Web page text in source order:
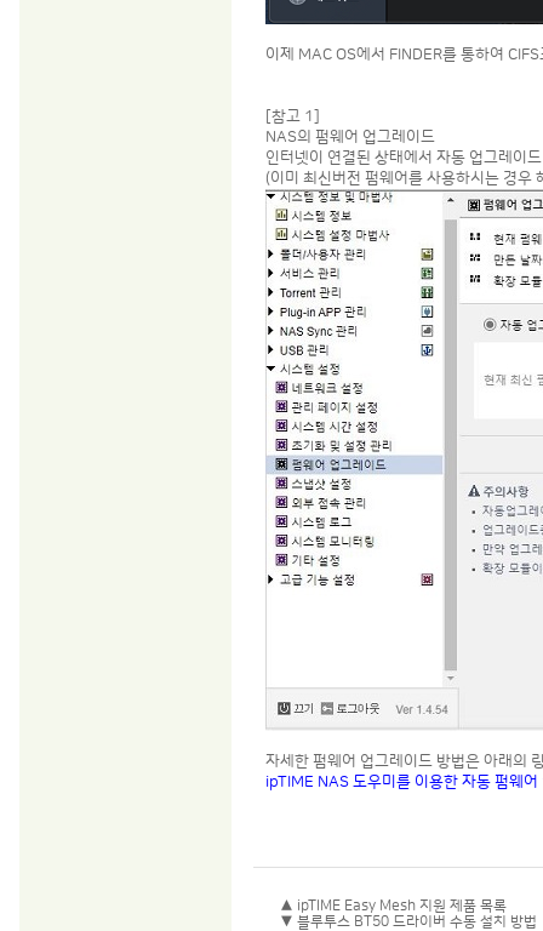
이제 MAC OS에서 FINDER를 통하여
[참고 1]
NAS의 펌웨어 업그레이드
인터넷이 연결된 상태에서 자동 업그레이
(이미 최신버전 펌웨어를 사용하시는 경우
자세한 펌웨어 업그레이드 방법은 아래의
ipTIME NAS 도우미를 이용한 자동 펌웨어
▲ ipTIME Easy Mesh 지원 제품 목록
▼ 블루투스 BT50 드라이버 수동 설치 방법